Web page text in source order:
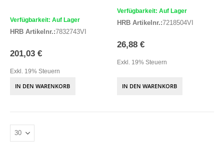
Verfügbarkeit: Auf Lager
HRB Artikelnr.:7832743VI
201,03 €
Exkl. 19% Steuern
IN DEN WARENKORB
Verfügbarkeit: Auf Lager
HRB Artikelnr.:7218504VI
26,88 €
Exkl. 19% Steuern
IN DEN WARENKORB